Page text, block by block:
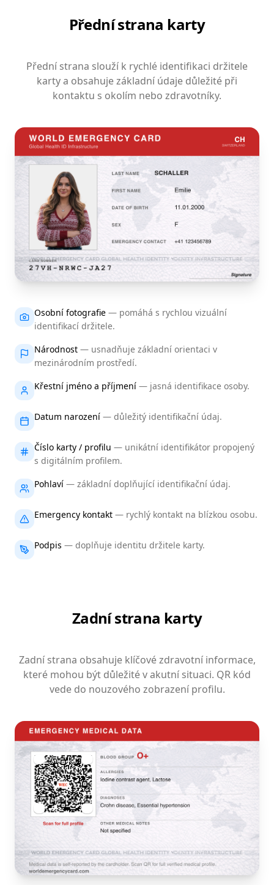
Přední strana karty
Přední strana slouží k rychlé identifikaci držitele
karty a obsahuje základní údaje důležité při
kontaktu s okolím nebo zdravotníky.
Osobní fotografie — pomáhá s rychlou vizuální
identifikací držitele.
Národnost — usnadňuje základní orientaci v
mezinárodním prostředí.
Křestní jméno a příjmení — jasná identifikace osoby.
Datum narození — důležitý identifikační údaj.
Číslo karty / profilu — unikátní identifikátor propojený
s digitálním profilem.
Pohlaví — základní doplňující identifikační údaj.
Emergency kontakt — rychlý kontakt na blízkou osobu.
Podpis — doplňuje identitu držitele karty.
Zadní strana karty
Zadní strana obsahuje klíčové zdravotní informace,
které mohou být důležité v akutní situaci. QR kód
vede do nouzového zobrazení profilu.